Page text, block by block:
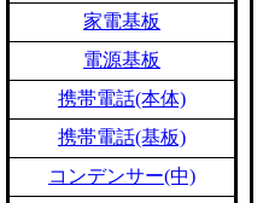
家電基板
電源基板
携帯電話(本体)
携帯電話(基板)
コンデンサー(中)